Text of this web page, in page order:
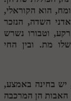
הוא הקוראלי,
השדה, הנזכר
וטבורו נשרש
מת. ובין החי
יש בחינה באמצע,
הן המרכבה